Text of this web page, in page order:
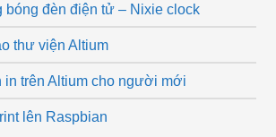
bóng đèn điện tử – Nixie clock
thư viện Altium
in trên Altium cho người mới
lên Raspbian